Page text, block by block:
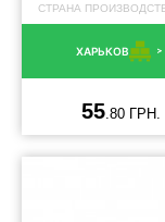
СТРАНА
ХАРЬКОВ
55 .80 ГРН.